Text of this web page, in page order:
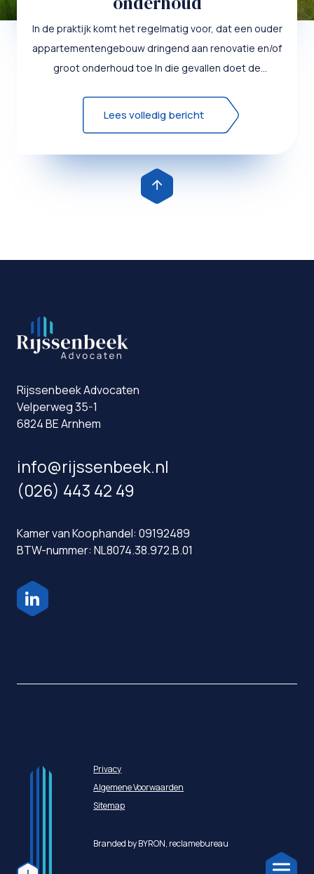
In de praktijk komt het regelmatig voor, dat een ouder
appartementengebouw dringend aan renovatie en/of
groot onderhoud toe In die gevallen doet de
Lees volledig bericht
Rijssenbeek Advocaten
Velperweg 35-1
6824 BE Arnhem
info@rijssenbeek.nl
(026) 443 42 49
Kamer van Koophandel: 09192489
BTW-nummer: NL8074.38.972.B.01
Privacy
Algemene Voorwaarden
Sitemap
Branded by BYRON, reclamebureau